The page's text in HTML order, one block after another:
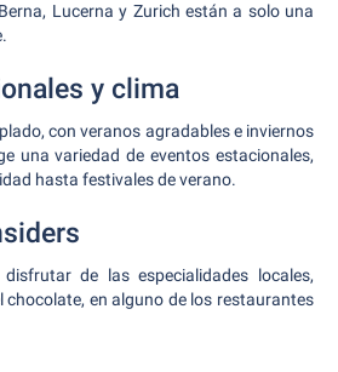
Lucerna y Zurich están a solo una
y clima
con veranos agradables e inviernos
una variedad de eventos estacionales,
hasta festivales de verano.
de las especialidades locales,
chocolate, en alguno de los restaurantes